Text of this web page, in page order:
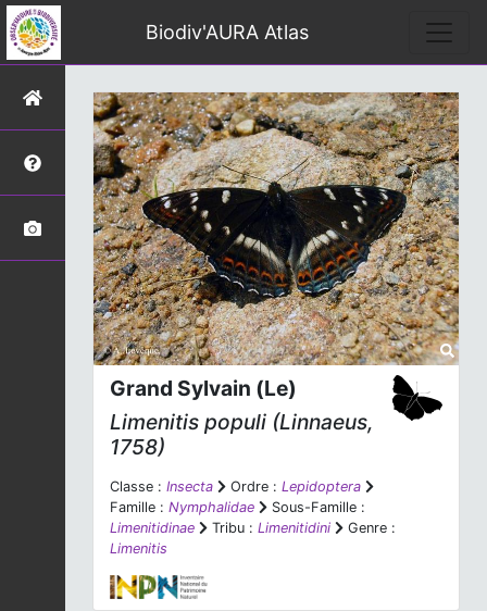
Biodiv'AURA Atlas
Grand Sylvain (Le)
Limenitis populi (Linnaeus,
1758)
Classe : Insecta Ordre : Lepidoptera
Famille : Nymphalidae
Sous-Famille :
Limenitidinae
Tribu : Limenitidini
Genre :
Limenitis